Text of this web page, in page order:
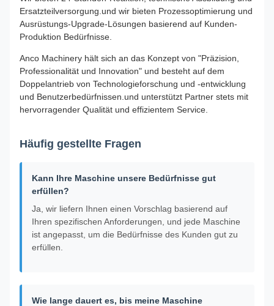
Ersatzteilversorgung.und wir bieten Prozessoptimierung und
Ausrüstungs-Upgrade-Lösungen basierend auf Kunden-
Produktion Bedürfnisse.
Anco Machinery hält sich an das Konzept von "Präzision,
Professionalität und Innovation" und besteht auf dem
Doppelantrieb von Technologieforschung und -entwicklung
und Benutzerbedürfnissen.und unterstützt Partner stets mit
hervorragender Qualität und effizientem Service.
Häufig gestellte Fragen
Kann Ihre Maschine unsere Bedürfnisse gut
erfüllen?
Ja, wir liefern Ihnen einen Vorschlag basierend auf
Ihren spezifischen Anforderungen, und jede Maschine
ist angepasst, um die Bedürfnisse des Kunden gut zu
erfüllen.
Wie lange dauert es, bis meine Maschine